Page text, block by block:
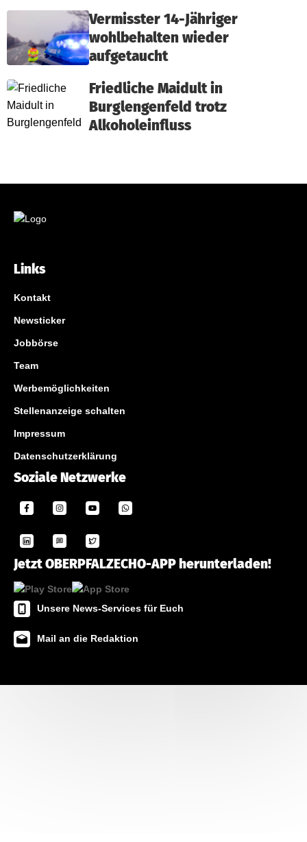
Vermisster 14-Jähriger
wohlbehalten wieder
aufgetaucht
Friedliche Maidult in
Burglengenfeld trotz
Alkoholeinfluss
Links
Kontakt
Newsticker
Jobbörse
Team
Werbemöglichkeiten
Stellenanzeige schalten
Impressum
Datenschutzerklärung
Soziale Netzwerke
Jetzt OBERPFALZECHO-APP herunterladen!
Unsere News-Services für Euch
Mail an die Redaktion